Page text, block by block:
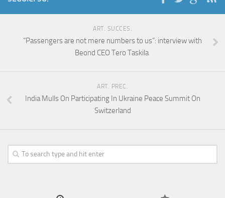
ART. SUCCES.
“Passengers are not mere numbers to us”: interview with
Beond CEO Tero Taskila
ART. PREC.
India Mulls On Participating In Ukraine Peace Summit On
Switzerland